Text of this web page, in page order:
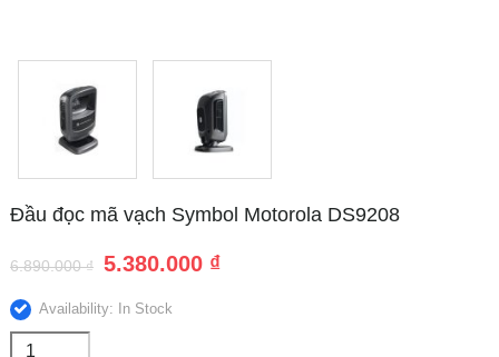
Đầu đọc mã vạch Symbol Motorola DS9208
6.890.000₫ 5.380.000 ₫
Availability: In Stock